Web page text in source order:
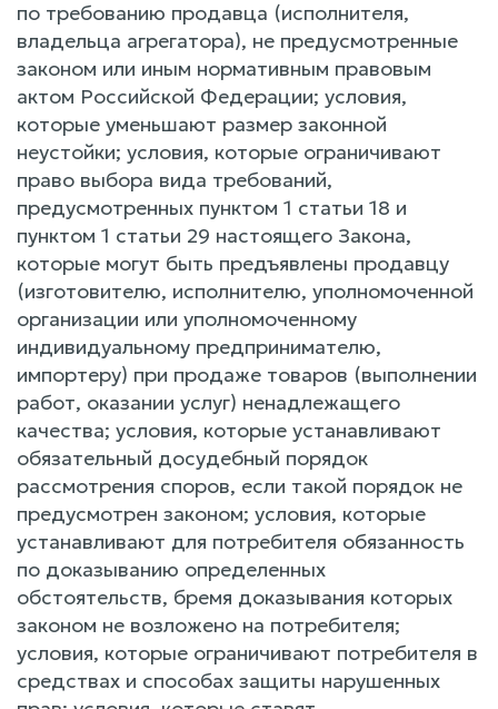
по требованию продавца (исполнителя,
владельца агрегатора), не предусмотренные
законом или иным нормативным правовым
актом Российской Федерации; условия,
которые уменьшают размер законной
неустойки; условия, которые ограничивают
право выбора вида требований,
предусмотренных пунктом 1 статьи 18 и
пунктом 1 статьи 29 настоящего Закона,
которые могут быть предъявлены продавцу
(изготовителю, исполнителю, уполномоченной
организации или уполномоченному
индивидуальному предпринимателю,
импортеру) при продаже товаров (выполнении
работ, оказании услуг) ненадлежащего
качества; условия, которые устанавливают
обязательный досудебный порядок
рассмотрения споров, если такой порядок не
предусмотрен законом; условия, которые
устанавливают для потребителя обязанность
по доказыванию определенных
обстоятельств, бремя доказывания которых
законом не возложено на потребителя;
условия, которые ограничивают потребителя в
средствах и способах защиты нарушенных